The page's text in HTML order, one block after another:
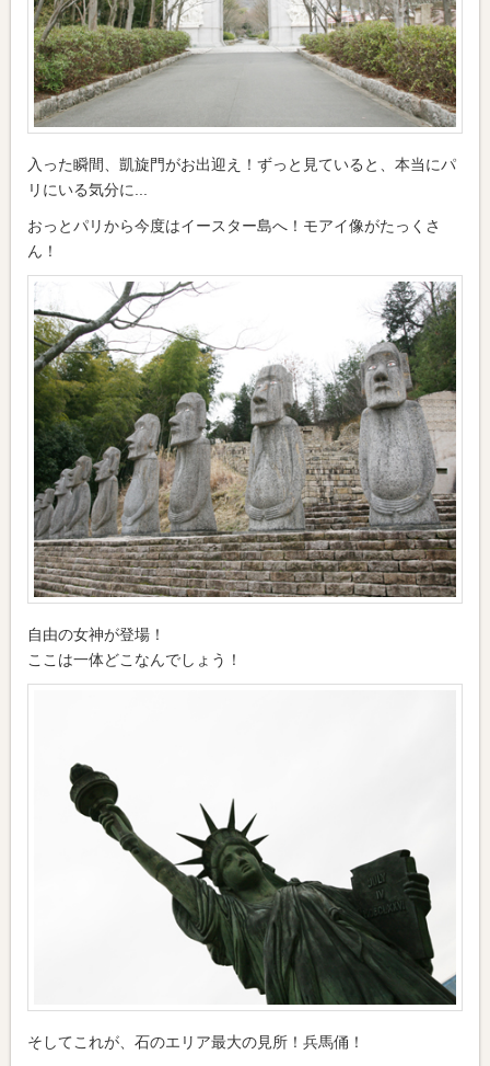
入った瞬間、凱旋門がお出迎え！ずっと見ていると、本当にパ
リにいる気分に...
おっとパリから今度はイースター島へ！モアイ像がたっくさ
ん！
自由の女神が登場！
ここは一体どこなんでしょう！
そしてこれが、石のエリア最大の見所！兵馬俑！